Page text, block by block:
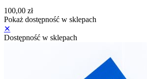
100,00 zł
Pokaż dostępność w sklepach
✕
Dostępność w sklepach